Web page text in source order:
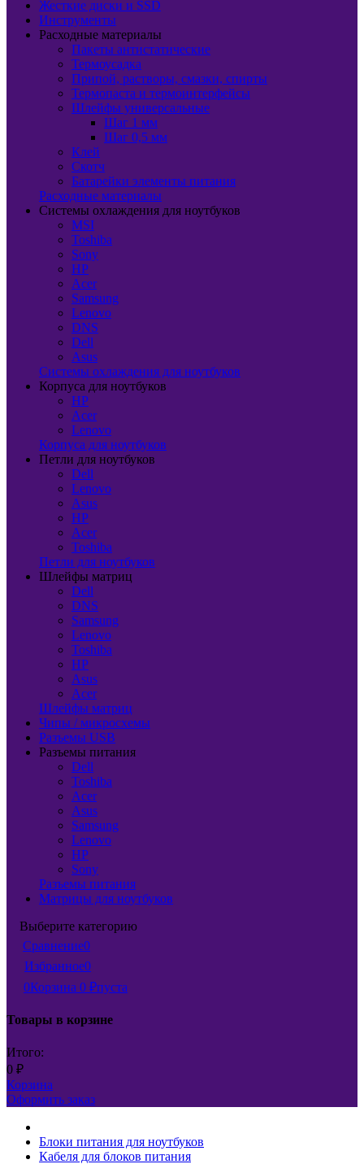
Жесткие диски и SSD
Инструменты
Расходные материалы
Пакеты антистатические
Термоусадка
Припой, растворы, смазки, спирты
Термопаста и термоинтерфейсы
Шлейфы универсальные
Шаг 1 мм
Шаг 0,5 мм
Клей
Скотч
Батарейки элементы питания
Расходные материалы
Системы охлаждения для ноутбуков
MSI
Toshiba
Sony
HP
Acer
Samsung
Lenovo
DNS
Dell
Asus
Системы охлаждения для ноутбуков
Корпуса для ноутбуков
HP
Acer
Lenovo
Корпуса для ноутбуков
Петли для ноутбуков
Dell
Lenovo
Asus
HP
Acer
Toshiba
Петли для ноутбуков
Шлейфы матриц
Dell
DNS
Samsung
Lenovo
Toshiba
HP
Asus
Acer
Шлейфы матриц
Чипы / микросхемы
Разъемы USB
Разъемы питания
Dell
Toshiba
Acer
Asus
Samsung
Lenovo
HP
Sony
Разъемы питания
Матрицы для ноутбуков
Выберите категорию
Сравнение0
Избранное0
0Корзина 0 ₽пуста
Товары в корзине
Итого:
0 ₽
Корзина
Оформить заказ
Блоки питания для ноутбуков
Кабеля для блоков питания